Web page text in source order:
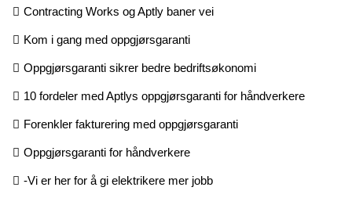
Contracting Works og Aptly baner vei
Kom i gang med oppgjørsgaranti
Oppgjørsgaranti sikrer bedre bedriftsøkonomi
10 fordeler med Aptlys oppgjørsgaranti for håndverkere
Forenkler fakturering med oppgjørsgaranti
Oppgjørsgaranti for håndverkere
-Vi er her for å gi elektrikere mer jobb